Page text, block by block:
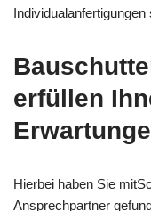
Individualanfertigungen
erfüllen
Hierbei haben Sie
Ansprechpartner